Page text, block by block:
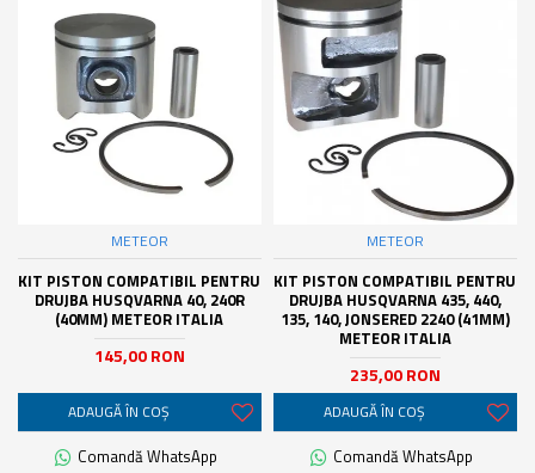
METEOR
KIT PISTON COMPATIBIL PENTRU
DRUJBA HUSQVARNA 40, 240R
(40MM) METEOR ITALIA
145,00 RON
ADAUGĂ ÎN COŞ
Comandă WhatsApp
METEOR
KIT PISTON COMPATIBIL PENTRU
DRUJBA HUSQVARNA 435, 440,
135, 140, JONSERED 2240 (41MM)
METEOR ITALIA
235,00 RON
ADAUGĂ ÎN COŞ
Comandă WhatsApp